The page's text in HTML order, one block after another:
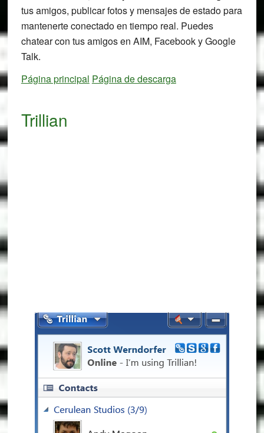
tus amigos, publicar fotos y mensajes de estado para
mantenerte conectado en tiempo real. Puedes
chatear con tus amigos en AIM, Facebook y Google
Talk.
Página principal Página de descarga
Trillian